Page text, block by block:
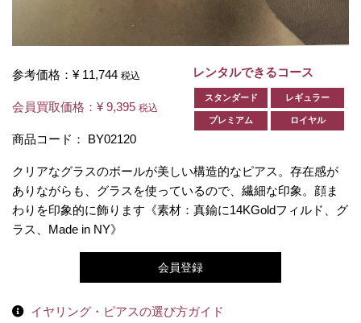
参考価格： ¥ 11,744 税込
会員買取価格： ¥ 9,395 税込
商品コード： BY02120
レンタルできるコース
スタンダード レギュラー
プレミアム ロイヤル
クリアなグラスのボールが美しい構造的なピアス。存在感が
ありながらも、グラスを使っているので、繊細な印象。顔ま
わりを印象的に飾ります《素材：真鍮に14KGoldフィルド、グ
ラス、Made in NY》
会員登録
イヤリング・ピアスの選び方ガイド